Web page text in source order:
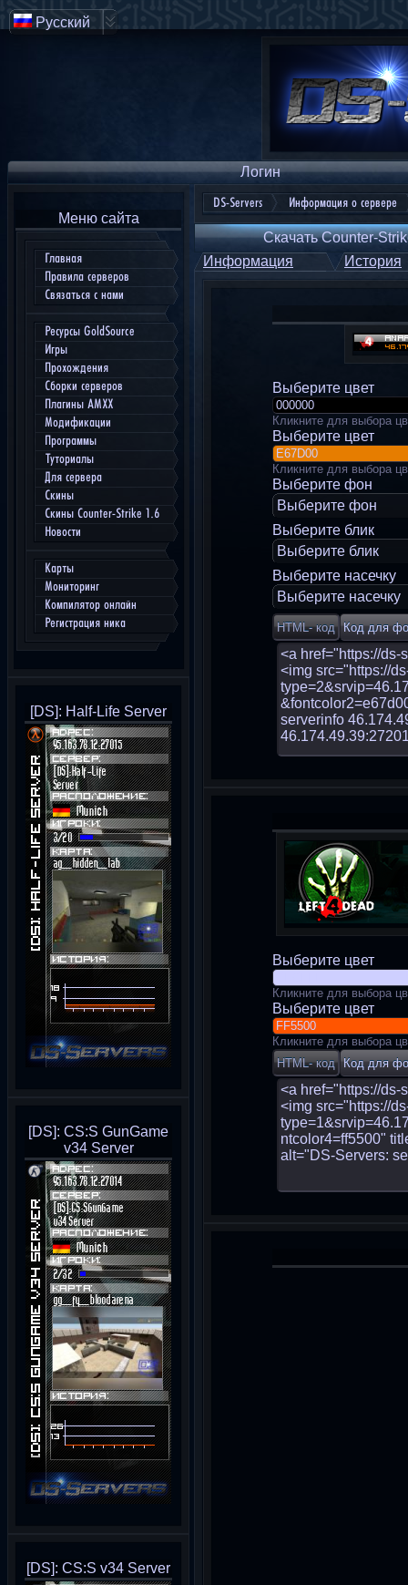
Логин
Меню сайта
Главная
Правила серверов
Связаться с нами
Ресурсы GoldSource
Игры
Прохождения
Сборки серверов
Плагины AMXX
Модификации
Программы
Туториалы
Для сервера
Скины
Скины Counter-Strike 1.6
Новости
Карты
Мониторинг
Компилятор онлайн
Регистрация ника
[DS]: Half-Life Server
[DS]: CS:S GunGame
v34 Server
[DS]: CS:S v34 Server
DS-Servers Информация о сервере
Скачать Counter-
Информация
История
Выберите цвет
Кликните для выбора
Выберите цвет
Кликните для выбора
Выберите фон
Выберите фон
Выберите блик
Выберите блик
Выберите насечку
Выберите насечку
Выберите цвет
Кликните для выбора
Выберите цвет
Кликните для выбора
Русский